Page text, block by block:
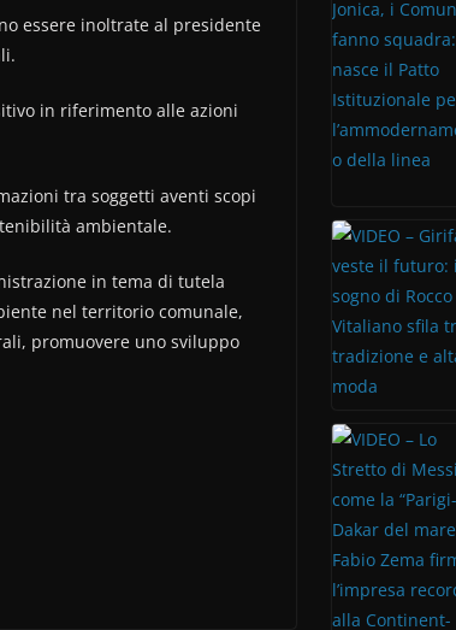
essere inoltrate al presidente
in riferimento alle azioni
tra soggetti aventi scopi
ambientale.
in tema di tutela
nel territorio comunale,
promuovere uno sviluppo